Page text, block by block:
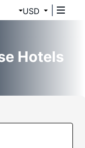
USD
Hotels